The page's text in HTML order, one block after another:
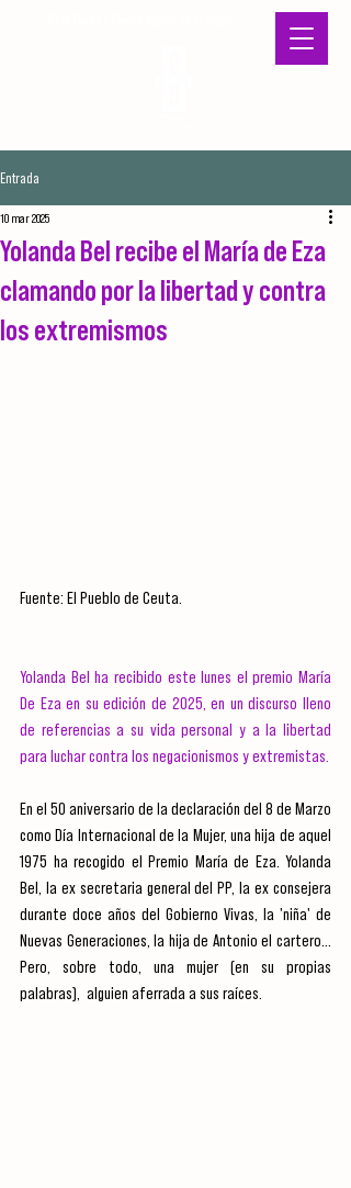
Entrada
Yolanda Bel recibe el María de Eza
clamando por la libertad y contra
los extremismos
10 mar 2025
Fuente: El Pueblo de Ceuta.
Yolanda Bel ha recibido este lunes el premio María
De Eza en su edición de 2025, en un discurso lleno
de referencias a su vida personal y a la libertad
para luchar contra los negacionismos y extremistas.
En el 50 aniversario de la declaración del 8 de Marzo
como Día Internacional de la Mujer, una hija de aquel
1975 ha recogido el Premio María de Eza. Yolanda
Bel, la ex secretaria general del PP, la ex consejera
durante doce años del Gobierno Vivas, la 'niña' de
Nuevas Generaciones, la hija de Antonio el cartero...
Pero, sobre todo, una mujer (en su propias
palabras),  alguien aferrada a sus raíces.